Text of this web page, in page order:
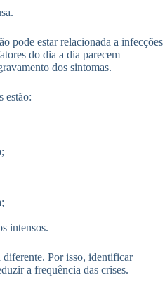
pode estar relacionada a infecções
do dia a dia parecem
dos sintomas.
estão:
intensos.
diferente. Por isso, identificar
a frequência das crises.